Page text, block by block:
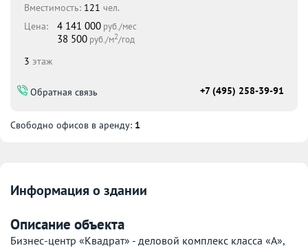
Вместимоcть: 121 чел.
Цена:
4 141 000 руб./мес
38 500 руб./м2/год
3 этаж
Обратная связь +7 (495) 258-39-91
Свободно офисов в аренду: 1
Информация о здании
Описание объекта
Бизнес-центр «Квадрат» - деловой комплекс класса «А»,